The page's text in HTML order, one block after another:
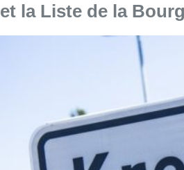
et la Liste de la